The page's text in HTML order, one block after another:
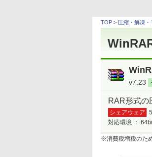
TOP> 圧縮・解凍・
v7.23
RAR形式の
シェアウェア
対応環境 ：
※消費税増税のた